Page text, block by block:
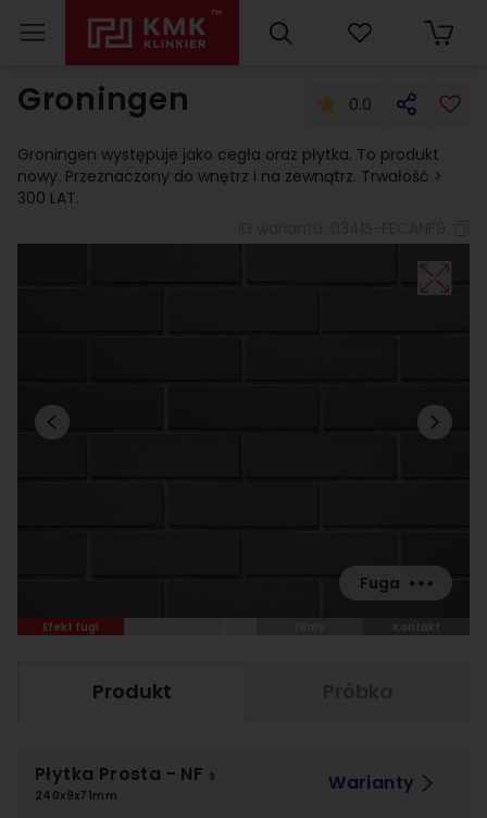
Groningen 0.0
Groningen występuje jako cegła oraz płytka. To produkt
nowy. Przeznaczony do wnętrz i na zewnątrz. Trwałość >
300 LAT.
Fuga
Efekt fugi Kontakt
Produkt
Płytka Prosta - NF 9
240x9x71mm
Warianty